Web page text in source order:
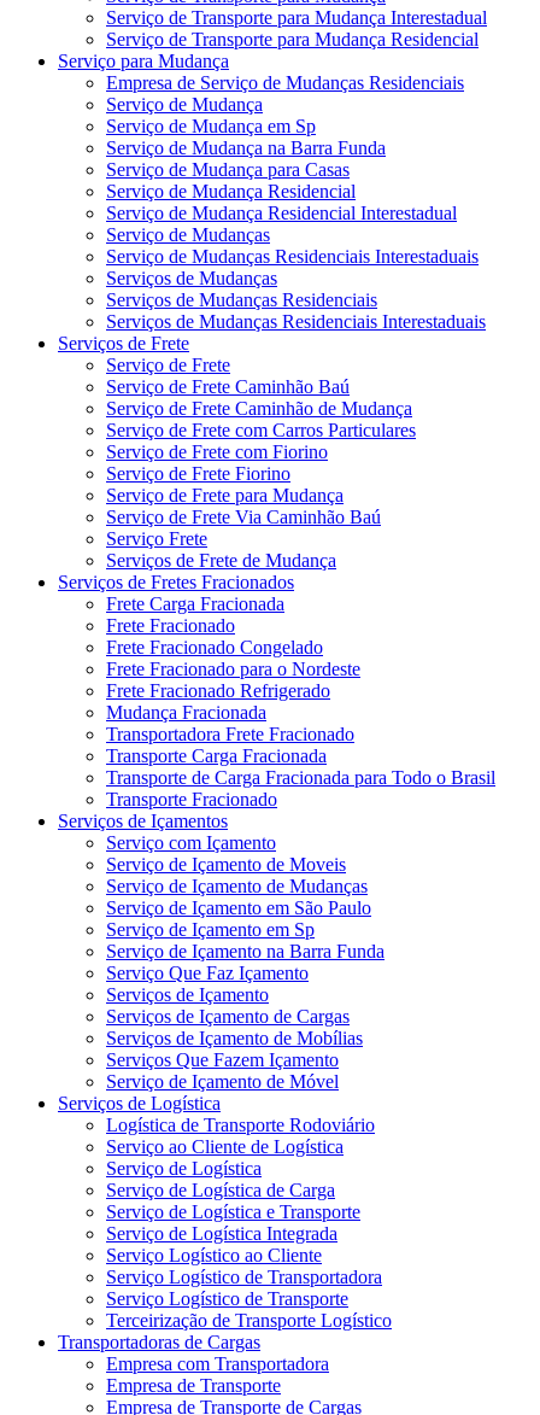
Serviço de Transporte para Mudança Interestadual
Serviço de Transporte para Mudança Residencial
Serviço para Mudança
Empresa de Serviço de Mudanças Residenciais
Serviço de Mudança
Serviço de Mudança em Sp
Serviço de Mudança na Barra Funda
Serviço de Mudança para Casas
Serviço de Mudança Residencial
Serviço de Mudança Residencial Interestadual
Serviço de Mudanças
Serviço de Mudanças Residenciais Interestaduais
Serviços de Mudanças
Serviços de Mudanças Residenciais
Serviços de Mudanças Residenciais Interestaduais
Serviços de Frete
Serviço de Frete
Serviço de Frete Caminhão Baú
Serviço de Frete Caminhão de Mudança
Serviço de Frete com Carros Particulares
Serviço de Frete com Fiorino
Serviço de Frete Fiorino
Serviço de Frete para Mudança
Serviço de Frete Via Caminhão Baú
Serviço Frete
Serviços de Frete de Mudança
Serviços de Fretes Fracionados
Frete Carga Fracionada
Frete Fracionado
Frete Fracionado Congelado
Frete Fracionado para o Nordeste
Frete Fracionado Refrigerado
Mudança Fracionada
Transportadora Frete Fracionado
Transporte Carga Fracionada
Transporte de Carga Fracionada para Todo o Brasil
Transporte Fracionado
Serviços de Içamentos
Serviço com Içamento
Serviço de Içamento de Moveis
Serviço de Içamento de Mudanças
Serviço de Içamento em São Paulo
Serviço de Içamento em Sp
Serviço de Içamento na Barra Funda
Serviço Que Faz Içamento
Serviços de Içamento
Serviços de Içamento de Cargas
Serviços de Içamento de Mobílias
Serviços Que Fazem Içamento
Serviço de Içamento de Móvel
Serviços de Logística
Logística de Transporte Rodoviário
Serviço ao Cliente de Logística
Serviço de Logística
Serviço de Logística de Carga
Serviço de Logística e Transporte
Serviço de Logística Integrada
Serviço Logístico ao Cliente
Serviço Logístico de Transportadora
Serviço Logístico de Transporte
Terceirização de Transporte Logístico
Transportadoras de Cargas
Empresa com Transportadora
Empresa de Transporte
Empresa de Transporte de Cargas